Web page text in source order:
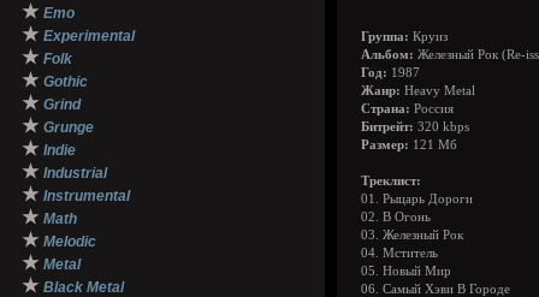
★ Emo
★ Experimental
★ Folk
★ Gothic
★ Grind
★ Grunge
★ Indie
★ Industrial
★ Instrumental
★ Math
★ Melodic
★ Metal
★ Black Metal
Группа: Круиз
Альбом: Железный Рок (Re-
Год: 1987
Жанр: Heavy Metal
Страна: Россия
Битрейт: 320 kbps
Размер: 121 Мб
Треклист:
01. Рыцарь Дороги
02. В Огонь
03. Железный Рок
04. Мститель
05. Новый Мир
06. Самый Хэви В Городе